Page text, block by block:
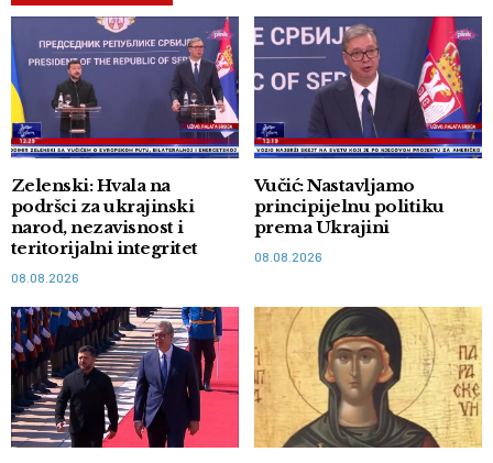
Zelenski: Hvala na
podršci za ukrajinski
narod, nezavisnost i
teritorijalni integritet
08.08.2026
Vučić: Nastavljamo
principijelnu politiku
prema Ukrajini
08.08.2026